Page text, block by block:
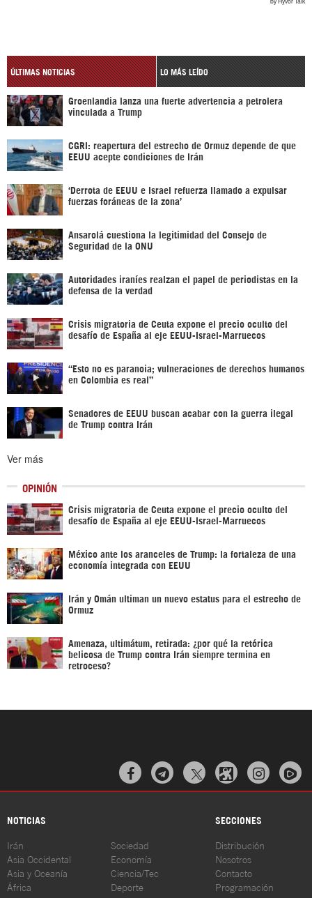
ÚLTIMAS NOTICIAS LO MÁS LEÍDO
Groenlandia lanza una fuerte advertencia a petrolera
vinculada a Trump
CGRI: reapertura del estrecho de Ormuz depende de que
EEUU acepte condiciones de Irán
‘Derrota de EEUU e Israel refuerza llamado a expulsar
fuerzas foráneas de la zona’
Ansarolá cuestiona la legitimidad del Consejo de
Seguridad de la ONU
Autoridades iraníes realzan el papel de periodistas en la
defensa de la verdad
Crisis migratoria de Ceuta expone el precio oculto del
desafío de España al eje EEUU-Israel-Marruecos
“Esto no es paranoia; vulneraciones de derechos humanos
en Colombia es real”
Senadores de EEUU buscan acabar con la guerra ilegal
de Trump contra Irán
Ver más
OPINIÓN
Crisis migratoria de Ceuta expone el precio oculto del
desafío de España al eje EEUU-Israel-Marruecos
México ante los aranceles de Trump: la fortaleza de una
economía integrada con EEUU
Irán y Omán ultiman un nuevo estatus para el estrecho de
Ormuz
Amenaza, ultimátum, retirada: ¿por qué la retórica
belicosa de Trump contra Irán siempre termina en
retroceso?
  
NOTICIAS SECCIONES
Irán
Asia Occidental
Asia y Oceanía
África
Sociedad
Economía
Ciencia/Tec
Deporte
Distribución
Nosotros
Contacto
Programación